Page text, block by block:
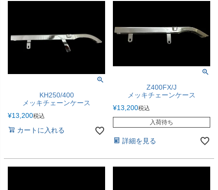
KH250/400
メッキチェーンケース
¥13,200税込
カートに入れる
Z400FX/J
メッキチェーンケース
¥13,200税込
入荷待ち
詳細を見る